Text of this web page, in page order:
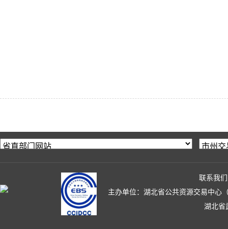
联系我们
主办单位：湖北省公共资源交易中心
湖北省